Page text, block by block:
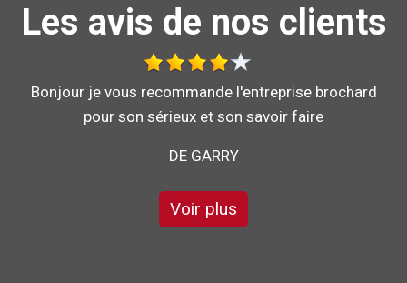
Les avis de nos clients
Au top, je recommande !!
Voir plus